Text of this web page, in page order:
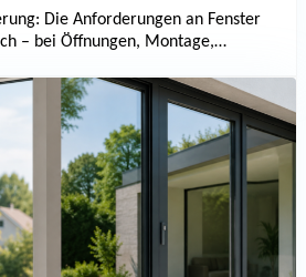
Die Anforderungen an Fenster
– bei Öffnungen, Montage,
Wir zeigen die wichtigsten